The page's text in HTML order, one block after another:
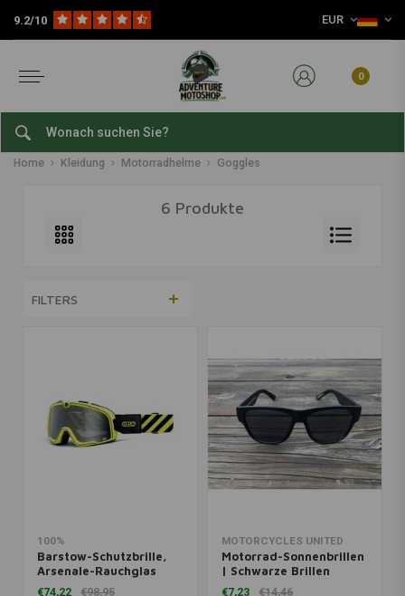
9.2/10 EUR
0
Goggles
Home Kleidung Motorradhelme Goggles
6 Produkte
FILTERS
100%
Barstow-Schutzbrille,
Arsenale-Rauchglas
€74,22 €98,95
MOTORCYCLES UNITED
Motorrad-Sonnenbrillen
| Schwarze Brillen
€7,23 €14,46